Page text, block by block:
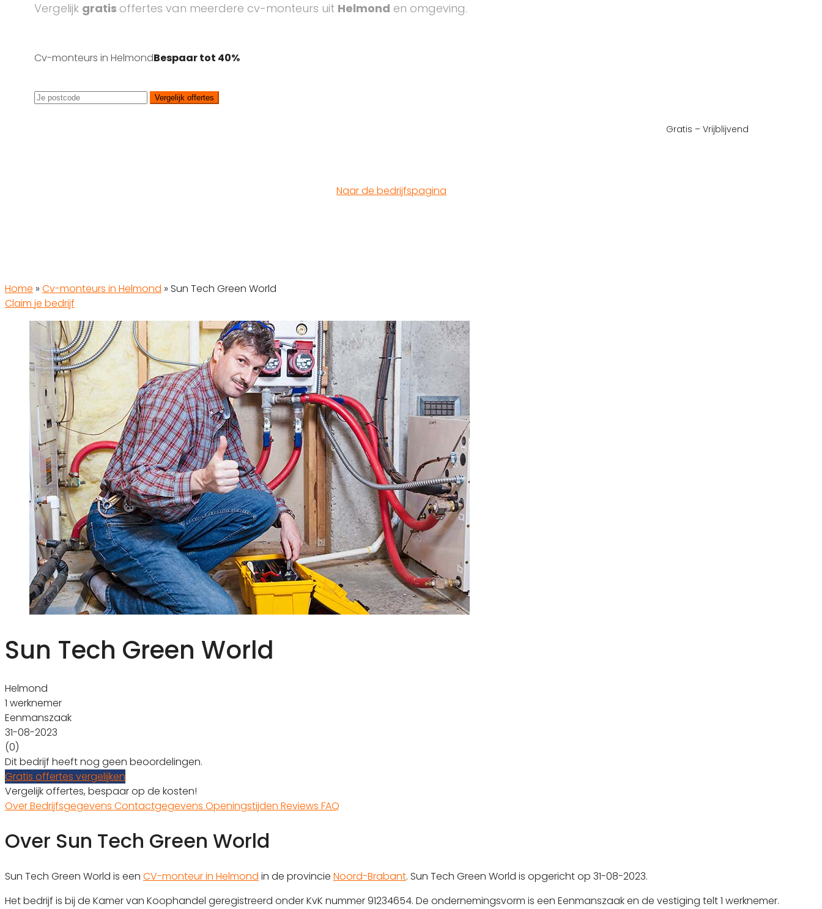
Vergelijk gratis offertes van meerdere cv-monteurs uit Helmond en omgeving.
Cv-monteurs in HelmondBespaar tot 40%
Vergelijk offertes
Gratis – Vrijblijvend
Naar de bedrijfspagina
Home » Cv-monteurs in Helmond » Sun Tech Green World
Claim je bedrijf
Sun Tech Green World
Helmond
1 werknemer
Eenmanszaak
31-08-2023
(0)
Dit bedrijf heeft nog geen beoordelingen.
Gratis offertes vergelijken
Vergelijk offertes, bespaar op de kosten!
OverBedrijfsgegevens Contactgegevens Openingstijden Reviews FAQ
Over Sun Tech Green World
Sun Tech Green World is een CV-monteur in Helmond in de provincie Noord-Brabant. Sun Tech Green World is opgericht op 31-08-2023.
Het bedrijf is bij de Kamer van Koophandel geregistreerd onder KvK nummer 91234654. De ondernemingsvorm is een Eenmanszaak en de vestiging telt 1 werknemer.